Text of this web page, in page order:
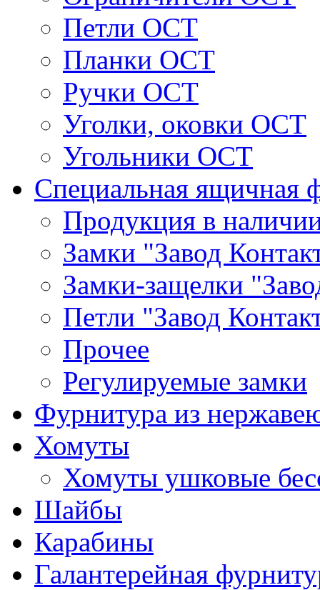
Петли ОСТ
Планки ОСТ
Ручки ОСТ
Уголки, оковки ОСТ
Угольники ОСТ
Специальная ящичная
Продукция в
Замки "Завод
Замки-защелки
Петли "Завод
Прочее
Регулируемые замки
Фурнитура из
Хомуты
Хомуты ушковые
Шайбы
Карабины
Галантерейная